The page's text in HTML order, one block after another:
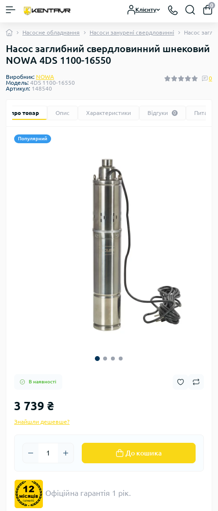
Клієнту
0
Насосне обладнання Насоси занурені свердловинні Насос
Насос заглибний свердловинний шнековий
NOWA 4DS 1100-16550
Виробник: NOWA
Модель: 4DS 1100-16550
Артикул: 148540
0
про товар Опис Характеристики Відгуки 0 Питання
Популярний
В наявності
3 739 ₴
Знайшли дешевше?
До кошика
Офіційна гарантія 1 рік.